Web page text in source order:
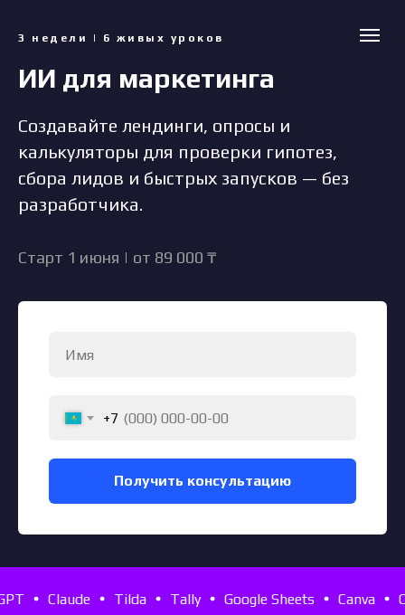
3 недели | 6 живых уроков
ИИ для маркетинга
Создавайте лендинги, опросы и
калькуляторы для проверки гипотез,
сбора лидов и быстрых запусков — без
разработчика.
Старт 1 июня | от 89 000 ₸
+7
Получить консультацию
Claude Tilda Tally Google Sheets Canva